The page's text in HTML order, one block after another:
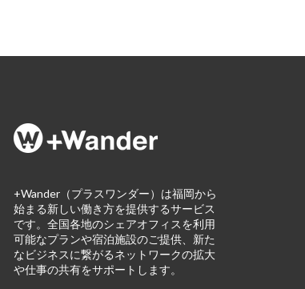
+Wander（プラスワンダー）は福岡から
始まる新しい働き方を提供するサービス
です。全国各地のシェアオフィスを利用
可能なプランや宿泊施設のご提供、新た
なビジネスに繋がるネットワークの拡大
や仕事の共有をサポートします。